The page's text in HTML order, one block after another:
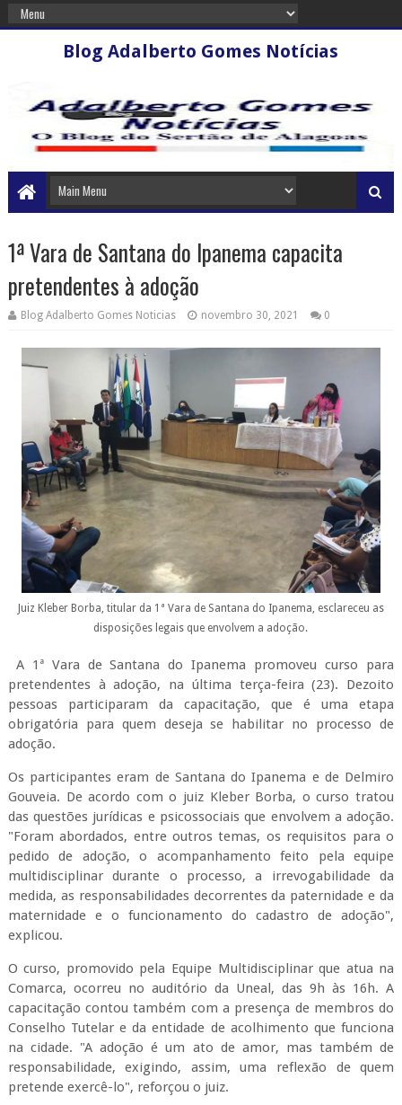
Blog Adalberto Gomes Notícias
1ª Vara de Santana do Ipanema capacita
pretendentes à adoção
Blog Adalberto Gomes Noticias novembro 30, 2021 0
Juiz Kleber Borba, titular da 1ª Vara de Santana do Ipanema, esclareceu as
disposições legais que envolvem a adoção.
A 1ª Vara de Santana do Ipanema promoveu curso para
pretendentes à adoção, na última terça-feira (23). Dezoito
pessoas participaram da capacitação, que é uma etapa
obrigatória para quem deseja se habilitar no processo de
adoção.
Os participantes eram de Santana do Ipanema e de Delmiro
Gouveia. De acordo com o juiz Kleber Borba, o curso tratou
das questões jurídicas e psicossociais que envolvem a adoção.
"Foram abordados, entre outros temas, os requisitos para o
pedido de adoção, o acompanhamento feito pela equipe
multidisciplinar durante o processo, a irrevogabilidade da
medida, as responsabilidades decorrentes da paternidade e da
maternidade e o funcionamento do cadastro de adoção",
explicou.
O curso, promovido pela Equipe Multidisciplinar que atua na
Comarca, ocorreu no auditório da Uneal, das 9h às 16h. A
capacitação contou também com a presença de membros do
Conselho Tutelar e da entidade de acolhimento que funciona
na cidade. "A adoção é um ato de amor, mas também de
responsabilidade, exigindo, assim, uma reflexão de quem
pretende exercê-lo", reforçou o juiz.